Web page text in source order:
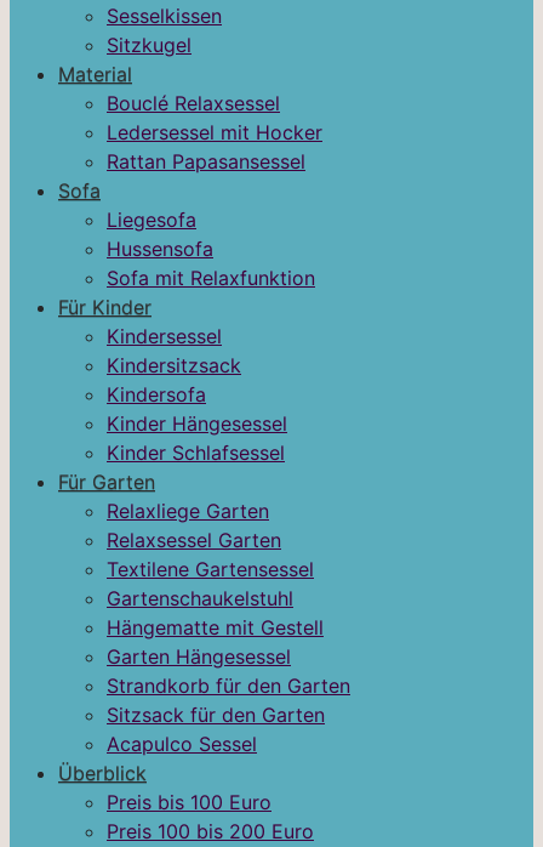
Sesselkissen
Sitzkugel
Material
Bouclé Relaxsessel
Ledersessel mit Hocker
Rattan Papasansessel
Sofa
Liegesofa
Hussensofa
Sofa mit Relaxfunktion
Für Kinder
Kindersessel
Kindersitzsack
Kindersofa
Kinder Hängesessel
Kinder Schlafsessel
Für Garten
Relaxliege Garten
Relaxsessel Garten
Textilene Gartensessel
Gartenschaukelstuhl
Hängematte mit Gestell
Garten Hängesessel
Strandkorb für den Garten
Sitzsack für den Garten
Acapulco Sessel
Überblick
Preis bis 100 Euro
Preis 100 bis 200 Euro